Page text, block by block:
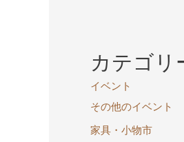
カテゴリ
イベント
その他のイベント
家具・小物市